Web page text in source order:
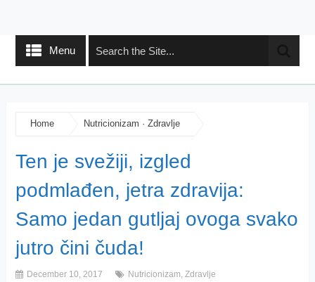
Menu
Home Nutricionizam · Zdravlje
Ten je svežiji, izgled
podmlađen, jetra zdravija:
Samo jedan gutljaj ovoga svako
jutro čini čuda!
December 10, 2017 Nutricionizam, Zdravlje